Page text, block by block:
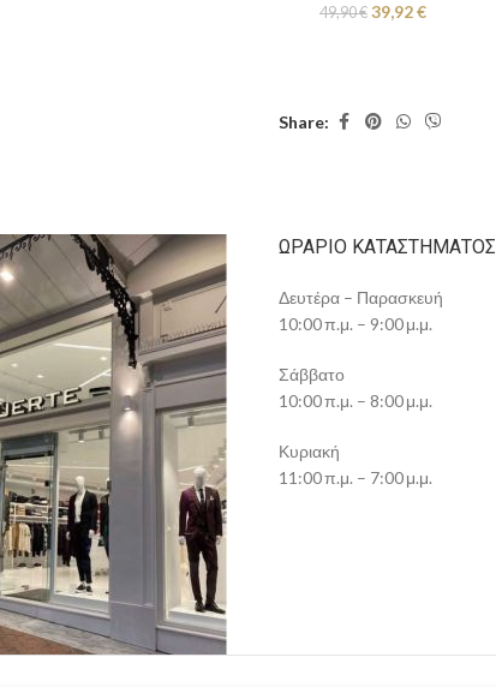
49,90€ 39,92€
Share:
ΩΡΆΡΙΟ ΚΑΤΑΣΤΉΜΑΤΟΣ
Δευτέρα – Παρασκευή
10:00 π.μ. – 9:00 μ.μ.
Σάββατο
10:00 π.μ. – 8:00 μ.μ.
Κυριακή
11:00 π.μ. – 7:00 μ.μ.